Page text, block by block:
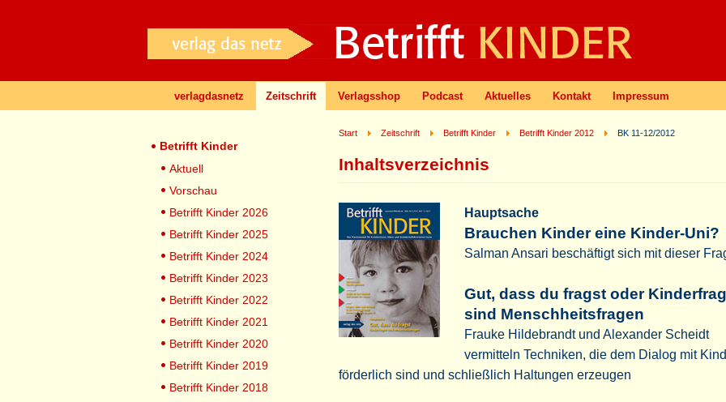
verlagdasnetz Zeitschrift Verlagsshop Podcast Aktuelles Kontakt Impressum
Start Zeitschrift Betrifft Kinder Betrifft Kinder 2012 BK 11-12/2012
Inhaltsverzeichnis
Hauptsache
Brauchen Kinder eine Kinder-Uni?
Salman Ansari beschäftigt sich mit dieser
Gut, dass du fragst oder
sind Menschheitsfragen
Frauke Hildebrandt und Alexander Scheidt
vermitteln Techniken, die dem Dialog mit
förderlich sind und schließlich Haltungen erzeugen
Betrifft Kinder
Aktuell
Vorschau
Betrifft Kinder 2026
Betrifft Kinder 2025
Betrifft Kinder 2024
Betrifft Kinder 2023
Betrifft Kinder 2022
Betrifft Kinder 2021
Betrifft Kinder 2020
Betrifft Kinder 2019
Betrifft Kinder 2018